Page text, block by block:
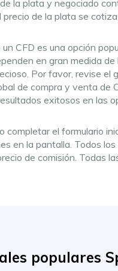
la plata y negociado
de la plata se
CFD es una opción
en gran medida
Por favor, revise
de compra y venta de
exitosos en las
completar el formulario
en la pantalla. Todos
de comisión. Todas
populares